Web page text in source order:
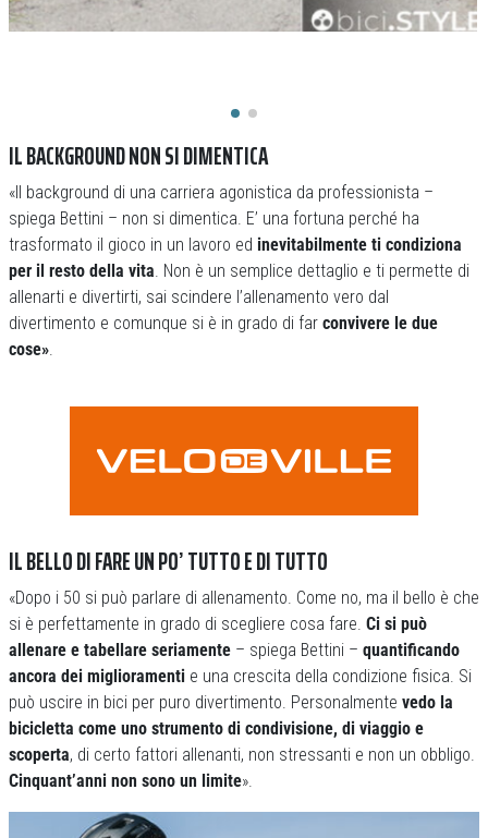
IL BACKGROUND NON SI DIMENTICA
«Il background di una carriera agonistica da professionista –
spiega Bettini – non si dimentica. E’ una fortuna perché ha
trasformato il gioco in un lavoro ed inevitabilmente ti condiziona
per il resto della vita. Non è un semplice dettaglio e ti permette di
allenarti e divertirti, sai scindere l’allenamento vero dal
divertimento e comunque si è in grado di far convivere le due
cose».
IL BELLO DI FARE UN PO’ TUTTO E DI TUTTO
«Dopo i 50 si può parlare di allenamento. Come no, ma il bello è che
si è perfettamente in grado di scegliere cosa fare. Ci si può
allenare e tabellare seriamente – spiega Bettini – quantificando
ancora dei miglioramenti e una crescita della condizione fisica. Si
può uscire in bici per puro divertimento. Personalmente vedo la
bicicletta come uno strumento di condivisione, di viaggio e
scoperta, di certo fattori allenanti, non stressanti e non un obbligo.
Cinquant’anni non sono un limite».